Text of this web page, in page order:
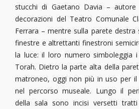
stucchi di Gaetano Davia – autore
decorazioni del Teatro Comunale
Ferrara – mentre sulla parete destra
finestre e altrettanti finestroni
la luce: il loro numero simboleggia
Torah. Dietro la parte alta della
matroneo, oggi non più in uso per
nel percorso museale. Lungo il
della sala sono incisi versetti tratti